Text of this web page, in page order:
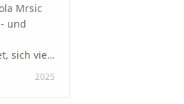
Mrsic
und
sich viel
von der2025